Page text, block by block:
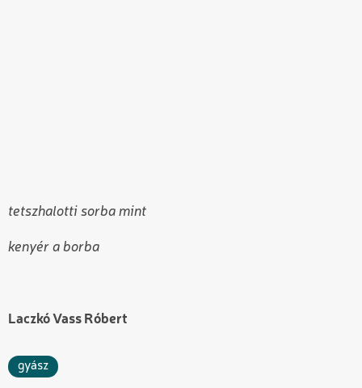
tetszhalotti sorba mint
kenyér a borba
Laczkó Vass Róbert
gyász